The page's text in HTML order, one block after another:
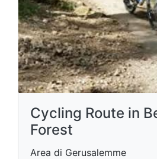
Cycling Route in
Forest
Area di Gerusalemme